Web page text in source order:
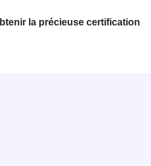
la précieuse certification